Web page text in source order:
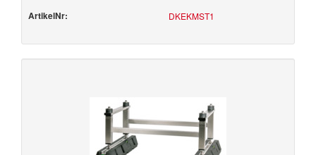
ArtikelNr: DKEKMST1